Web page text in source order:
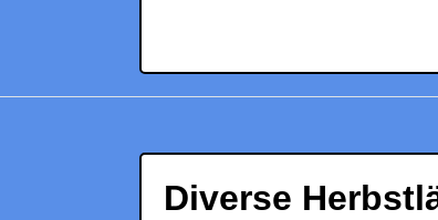
Diverse